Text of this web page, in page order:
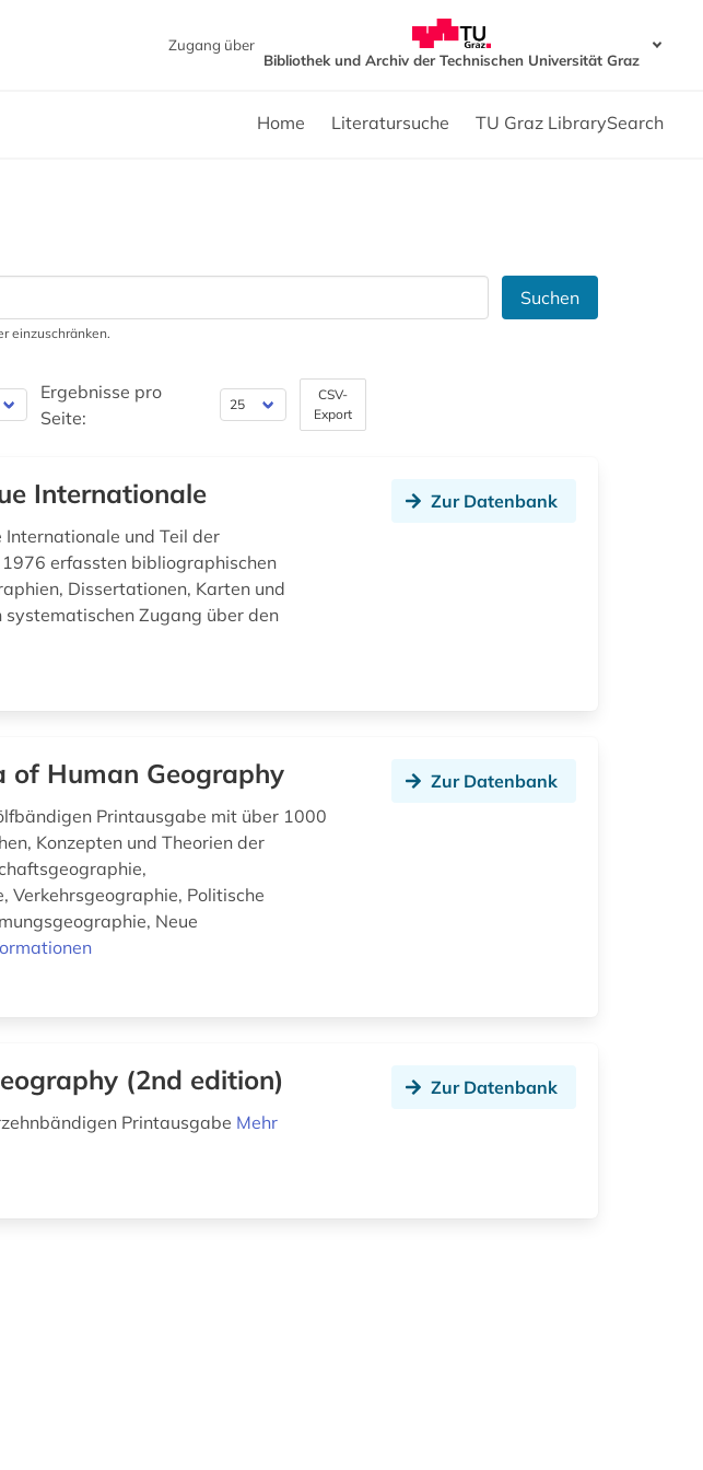
Zugang über
Bibliothek und Archiv der Technischen Universität Graz
Home Literatursuche TU Graz LibrarySearch
Suchen
einzuschränken.
Ergebnisse pro
Seite:
CSV-
Export
Internationale
und Teil der
erfassten bibliographischen
Dissertationen, Karten und
Zugang über den
Zur Datenbank
of Human Geography
Printausgabe mit über 1000
Konzepten und Theorien der
Verkehrsgeographie, Politische
Neue
Zur Datenbank
(2nd edition)
Printausgabe Mehr
Zur Datenbank